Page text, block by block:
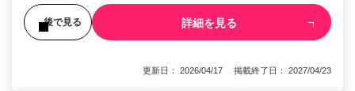
後で見る 詳細を見る
更新日： 2026/04/17 掲載終了日： 2027/04/23